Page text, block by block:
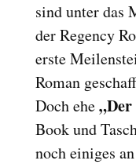
sind unter das
der Regency
erste
Roman
Doch ehe
Book und
noch einiges